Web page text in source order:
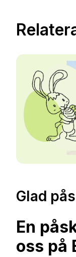
Glad
En
oss på